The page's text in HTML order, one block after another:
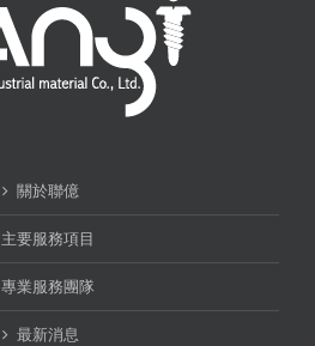
關於聯億
主要服務項目
專業服務團隊
最新消息